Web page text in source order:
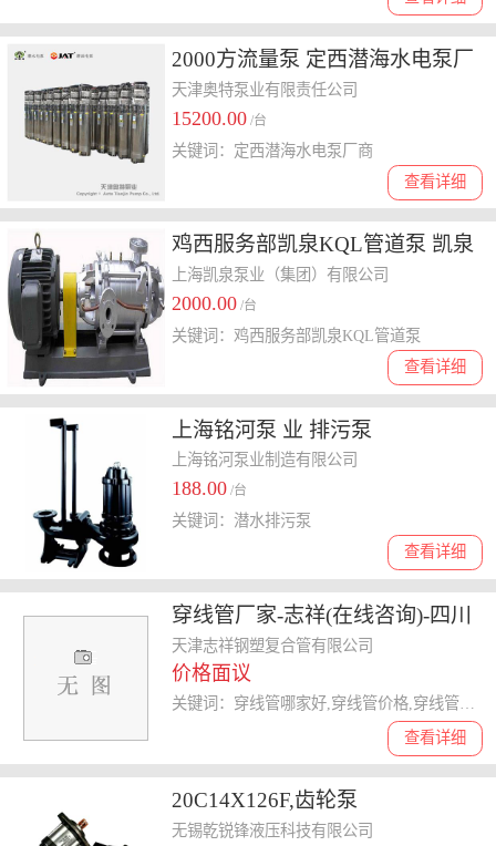
2000方流量泵 定西潜海水电泵厂
商
天津奥特泵业有限责任公司
15200.00 /台
查看详细
关键词：定西潜海水电泵厂商
鸡西服务部凯泉KQL管道泵 凯泉
售后服务部 效率高
上海凯泉泵业（集团）有限公司
2000.00 /台
查看详细
关键词：鸡西服务部凯泉KQL管道泵
上海铭河泵 业 排污泵
上海铭河泵业制造有限公司
188.00 /台
查看详细
关键词：潜水排污泵
穿线管厂家-志祥(在线咨询)-四川
穿线管
天津志祥钢塑复合管有限公司
价格面议
查看详细
关键词：穿线管哪家好,穿线管价格,穿线管厂家,穿线管批发,穿线管公司
20C14X126F,齿轮泵
无锡乾锐锋液压科技有限公司